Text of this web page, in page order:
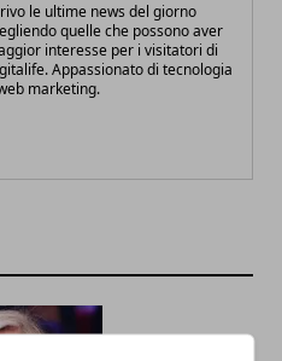
le ultime news del giorno
quelle che possono aver
interesse per i visitatori di
Appassionato di tecnologia
marketing.